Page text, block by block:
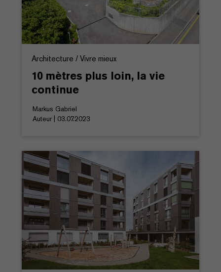
Architecture / Vivre mieux
10 mètres plus loin, la vie
continue
Markus Gabriel
Auteur | 03.07.2023